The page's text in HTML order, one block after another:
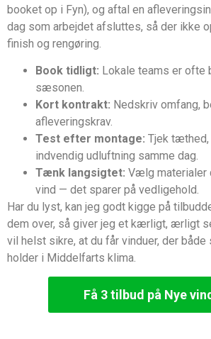
booket op i Fyn), og aftal en
dag som arbejdet afsluttes, så der ikke
finish og rengøring.
Book tidligt: Lokale teams er ofte
sæsonen.
Kort kontrakt: Nedskriv omfang,
afleveringskrav.
Test efter montage: Tjek tæthed,
indvendig udluftning samme dag.
Tænk langsigtet: Vælg materialer
vind — det sparer på vedligehold.
Har du lyst, kan jeg godt kigge på
dem over, så giver jeg et kærligt, ærligt
vil helst sikre, at du får vinduer, der både
holder i Middelfarts klima.
Få 3 tilbud på Nye